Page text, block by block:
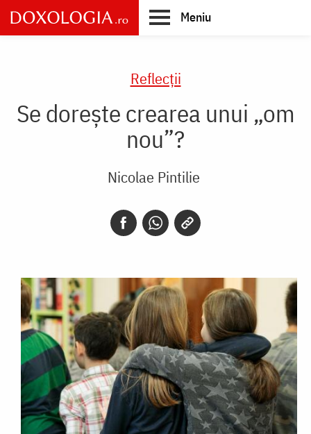
Skip
to
main
Meniu
Reflecții
Se dorește crearea unui „om
nou”?
Nicolae Pintilie